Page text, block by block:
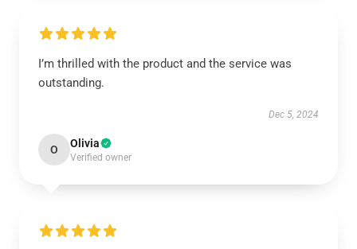
I’m thrilled with the product and the service was
outstanding.
Dec 5, 2024
O Olivia
Verified owner